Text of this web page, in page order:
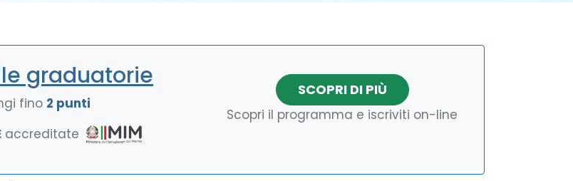
graduatorie
fino 2 punti
accreditate
SCOPRI DI PIÙ
Scopri il programma e iscriviti on-line